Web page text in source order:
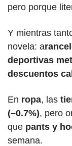
pero porque
Y mientras
novela: a
deportivas
descuentos
En ropa, las
(–0.7%), pero
que pants y
semana.